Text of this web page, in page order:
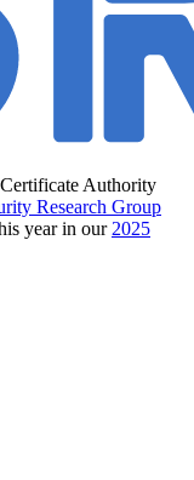
Authority
Research Group
year in our 2025